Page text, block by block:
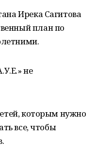
Ирека Сагитова
план по
не
которым нужно
все, чтобы